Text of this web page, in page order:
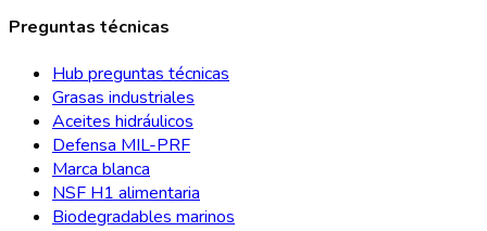
Preguntas técnicas
Hub preguntas técnicas
Grasas industriales
Aceites hidráulicos
Defensa MIL-PRF
Marca blanca
NSF H1 alimentaria
Biodegradables marinos